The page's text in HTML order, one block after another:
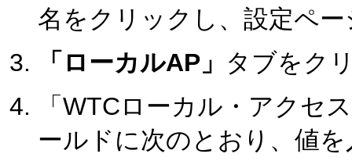
名をクリックし、設定ペ
「ローカルAP」 タブをク
「WTCローカル・アクセ
ールドに次のとおり、値